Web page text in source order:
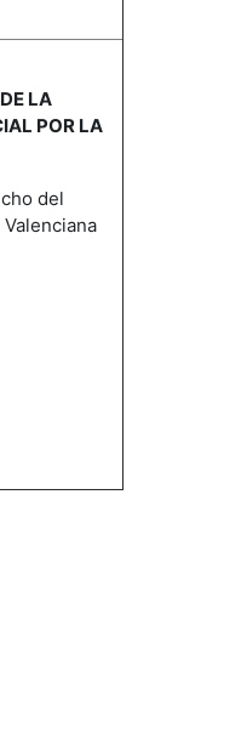
LA
POR LA
del